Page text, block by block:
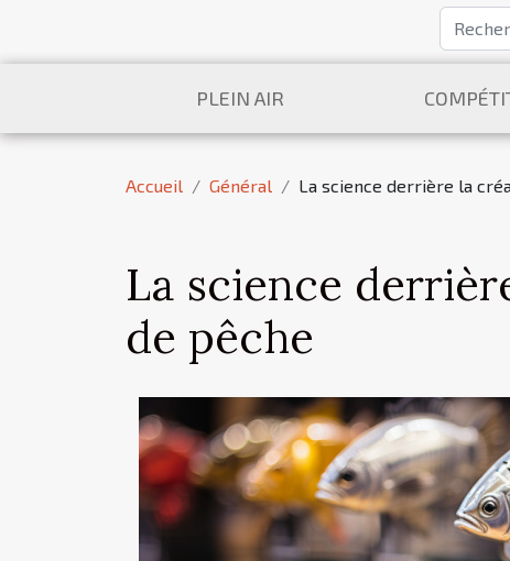
PLEIN AIR
Accueil Général La science derrière la
La science
de pêche